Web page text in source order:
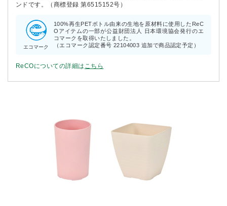
ンドです。（商標登録 第6515152号）
エコマーク
100%再生PETボトル由来の生地を原材料に使用したReC
Oアイテムの一部が公益財団法人 日本環境協会発行のエ
コマークを取得いたしました。
（エコマーク認定番号 22104003 追加で商品認定予定）
ReCOについての詳細は こちら